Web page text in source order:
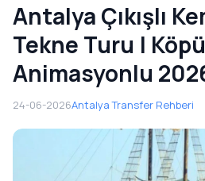
Antalya Çıkışlı
Tekne Turu |
Animasyonlu
24-06-2026Antalya Transfer Rehberi